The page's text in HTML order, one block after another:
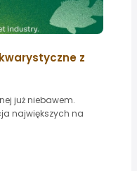
z
już niebawem.
największych na